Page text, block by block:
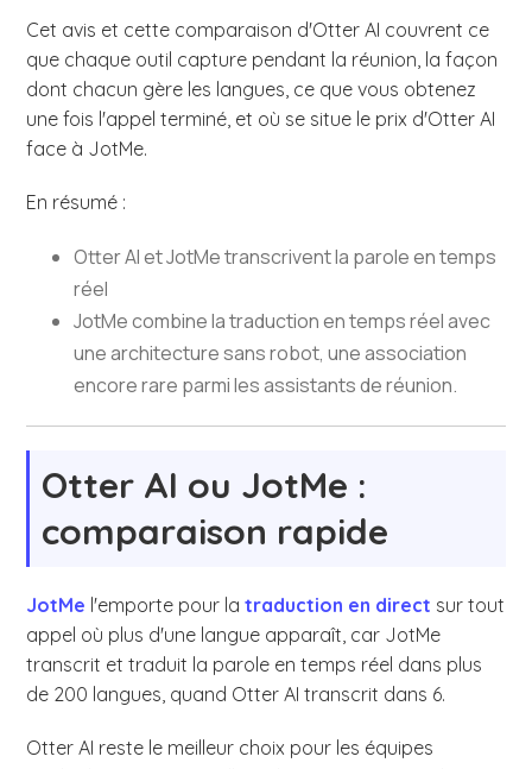
Cet avis et cette comparaison d'Otter AI couvrent ce
que chaque outil capture pendant la réunion, la façon
dont chacun gère les langues, ce que vous obtenez
une fois l'appel terminé, et où se situe le prix d'Otter AI
face à JotMe.
En résumé :
Otter AI et JotMe transcrivent la parole en temps
réel
JotMe combine la traduction en temps réel avec
une architecture sans robot, une association
encore rare parmi les assistants de réunion.
Otter AI ou JotMe :
comparaison rapide
JotMe l'emporte pour latraduction en direct sur tout
appel où plus d'une langue apparaît, car JotMe
transcrit et traduit la parole en temps réel dans plus
de 200 langues, quand Otter AI transcrit dans 6.
Otter AI reste le meilleur choix pour les équipes